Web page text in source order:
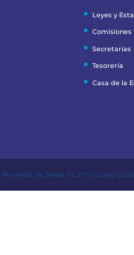
Leyes y
Comisiones
Secretarías
Tesorería
Casa de la
de Santa Fe 2º